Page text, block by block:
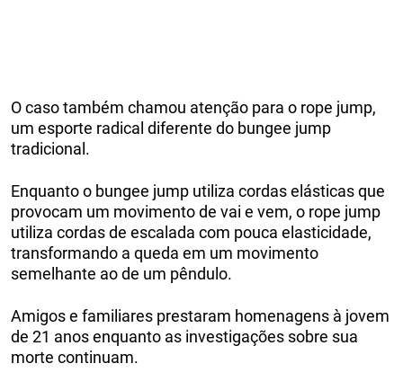
O caso também chamou atenção para o rope jump,
um esporte radical diferente do bungee jump
tradicional.
Enquanto o bungee jump utiliza cordas elásticas que
provocam um movimento de vai e vem, o rope jump
utiliza cordas de escalada com pouca elasticidade,
transformando a queda em um movimento
semelhante ao de um pêndulo.
Amigos e familiares prestaram homenagens à jovem
de 21 anos enquanto as investigações sobre sua
morte continuam.